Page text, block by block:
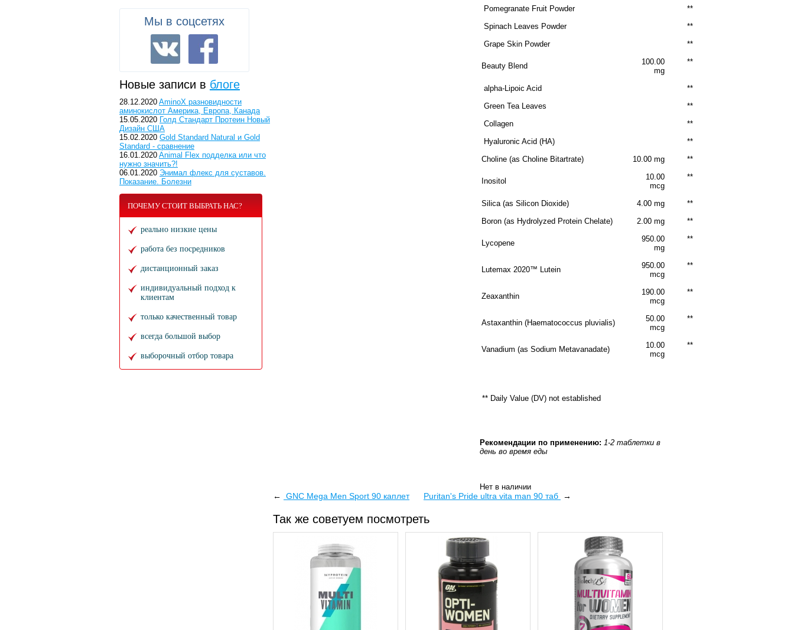
Pomegranate Fruit Powder
**
Spinach Leaves Powder
**
Grape Skin Powder
**
Beauty Blend
100.00
mg
**
alpha-Lipoic Acid
**
Green Tea Leaves
**
Collagen
**
Hyaluronic Acid (HA)
**
Choline (as Choline Bitartrate)
10.00 mg **
Inositol
10.00
mcg
**
Silica (as Silicon Dioxide) 4.00 mg
**
Boron (as Hydrolyzed Protein Chelate)
2.00 mg **
Lycopene
950.00
mg
**
Lutemax 2020™ Lutein
950.00
mcg
**
Zeaxanthin
190.00
mcg
**
Astaxanthin (Haematococcus pluvialis)
50.00
mcg
**
Vanadium (as Sodium Metavanadate)
10.00
mcg
**
** Daily Value (DV) not established
Рекомендации по применению: 1-2 таблетки в
день во время еды
Нет в наличии
← GNC Mega Men Sport 90 каплет Puritan's Pride ultra vita man 90 таб →
Так же советуем посмотреть
Мы в соцсетях
Новые записи в блоге
28.12.2020 AminoX разновидности
аминокислот Америка, Европа, Канада
15.05.2020 Голд Стандарт Протеин Новый
Дизайн США
15.02.2020 Gold Standard Natural и Gold
Standard - сравнение
16.01.2020 Animal Flex подделка или что
нужно значить?!
06.01.2020 Энимал флекс для суставов.
Показание. Болезни
ПОЧЕМУ СТОИТ ВЫБРАТЬ НАС?
реально низкие цены
работа без посредников
дистанционный заказ
индивидуальный подход к
клиентам
только качественный товар
всегда большой выбор
выборочный отбор товара